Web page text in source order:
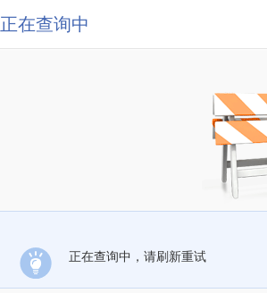
正在查询中
正在查询中，请刷新重试